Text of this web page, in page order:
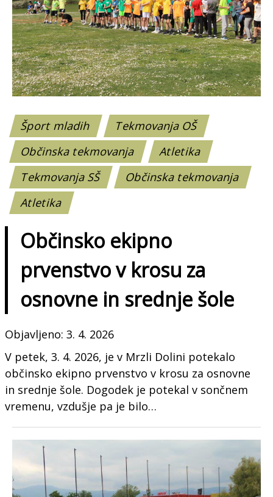
Šport mladih
Tekmovanja OŠ
Občinska tekmovanja
Atletika
Tekmovanja SŠ
Občinska tekmovanja
Atletika
Občinsko ekipno
prvenstvo v krosu za
osnovne in srednje šole
Objavljeno: 3. 4. 2026
V petek, 3. 4. 2026, je v Mrzli Dolini potekalo
občinsko ekipno prvenstvo v krosu za osnovne
in srednje šole. Dogodek je potekal v sončnem
vremenu, vzdušje pa je bilo…